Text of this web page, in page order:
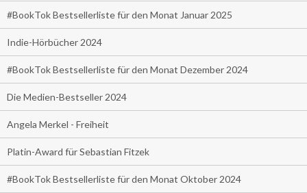
#BookTok Bestsellerliste für den Monat Januar 2025
Indie-Hörbücher 2024
#BookTok Bestsellerliste für den Monat Dezember 2024
Die Medien-Bestseller 2024
Angela Merkel - Freiheit
Platin-Award für Sebastian Fitzek
#BookTok Bestsellerliste für den Monat Oktober 2024